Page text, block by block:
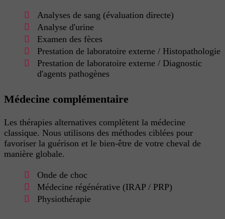
Analyses de sang (évaluation directe)
Analyse d'urine
Examen des fèces
Prestation de laboratoire externe / Histopathologie
Prestation de laboratoire externe / Diagnostic
d'agents pathogènes
Médecine complémentaire
Les thérapies alternatives complètent la médecine
classique. Nous utilisons des méthodes ciblées pour
favoriser la guérison et le bien-être de votre cheval de
manière globale.
Onde de choc
Médecine régénérative (IRAP / PRP)
Physiothérapie